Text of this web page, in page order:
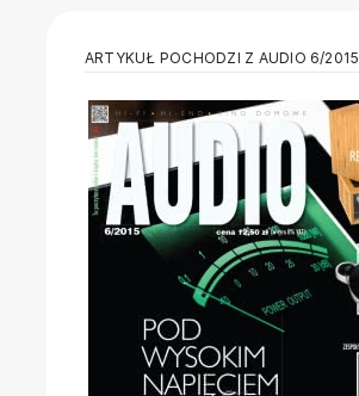
ARTYKUŁ POCHODZI Z AUDIO 6/2015